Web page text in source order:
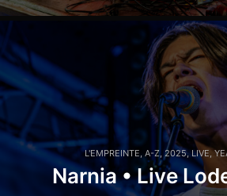
L'EMPREINTE, A-Z,2025,LIVE,
Narnia • Live